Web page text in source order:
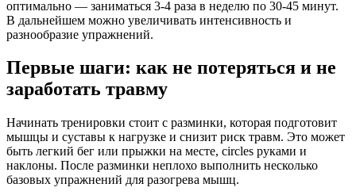
оптимально — заниматься 3-4 раза в неделю по 30-45 минут.
В дальнейшем можно увеличивать интенсивность и
разнообразие упражнений.
Первые шаги: как не потеряться и не
заработать травму
Начинать тренировки стоит с разминки, которая подготовит
мышцы и суставы к нагрузке и снизит риск травм. Это может
быть легкий бег или прыжки на месте, circles руками и
наклоны. После разминки неплохо выполнить несколько
базовых упражнений для разогрева мышц.